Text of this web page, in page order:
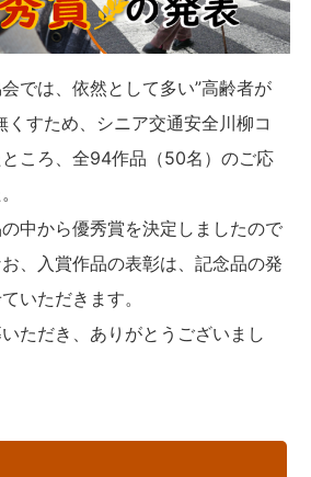
では、依然として多い”高齢者が
くすため、シニア交通安全川柳コ
ころ、全94作品（50名）のご応
中から優秀賞を決定しましたので
、入賞作品の表彰は、記念品の発
いただきます。
ただき、ありがとうございまし